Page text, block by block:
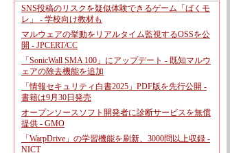
SNS投稿のリスクを疑似体験できるゲーム「ばくモ
レ」 - 学校向け教材も
マルウェアの挙動をリアルタイム監視するOSSを公
開 - JPCERT/CC
「SonicWall SMA 100」にアップデート - 既知マルウ
ェアの除去機能を追加
「情報セキュリティ白書2025」PDF版を先行公開 -
書籍は9月30日発売
オープンソースソフト開発者に診断サービスを無償
提供 - GMO
「WarpDrive」の学習機能を刷新、3000問以上収録 -
NICT